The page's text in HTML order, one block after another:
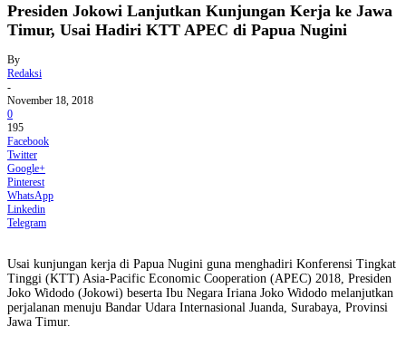
Presiden Jokowi Lanjutkan Kunjungan Kerja ke Jawa
Timur, Usai Hadiri KTT APEC di Papua Nugini
By
Redaksi
-
November 18, 2018
0
195
Facebook
Twitter
Google+
Pinterest
WhatsApp
Linkedin
Telegram
Usai kunjungan kerja di Papua Nugini guna menghadiri Konferensi Tingkat
Tinggi (KTT) Asia-Pacific Economic Cooperation (APEC) 2018, Presiden
Joko Widodo (Jokowi) beserta Ibu Negara Iriana Joko Widodo melanjutkan
perjalanan menuju Bandar Udara Internasional Juanda, Surabaya, Provinsi
Jawa Timur.